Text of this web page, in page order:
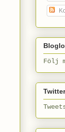
Följ
Twitter